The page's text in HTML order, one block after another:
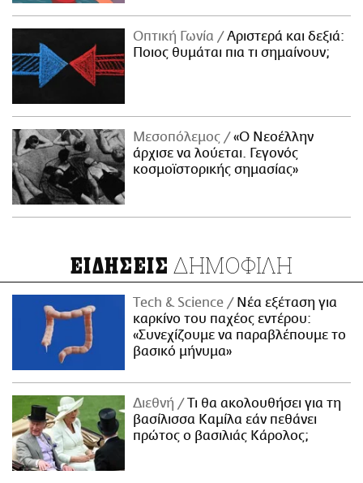
Οπτική Γωνία
Αριστερά και δεξιά:
Ποιος θυμάται πια τι σημαίνουν;
Μεσοπόλεμος
«Ο Νεοέλλην
άρχισε να λούεται. Γεγονός
κοσμοϊστορικής σημασίας»
ΕΙΔΗΣΕΙΣ ΔΗΜΟΦΙΛΗ
Τech & Science
Νέα εξέταση για
καρκίνο του παχέος εντέρου:
«Συνεχίζουμε να παραβλέπουμε το
βασικό μήνυμα»
Διεθνή
Τι θα ακολουθήσει για τη
βασίλισσα Καμίλα εάν πεθάνει
πρώτος ο βασιλιάς Κάρολος;